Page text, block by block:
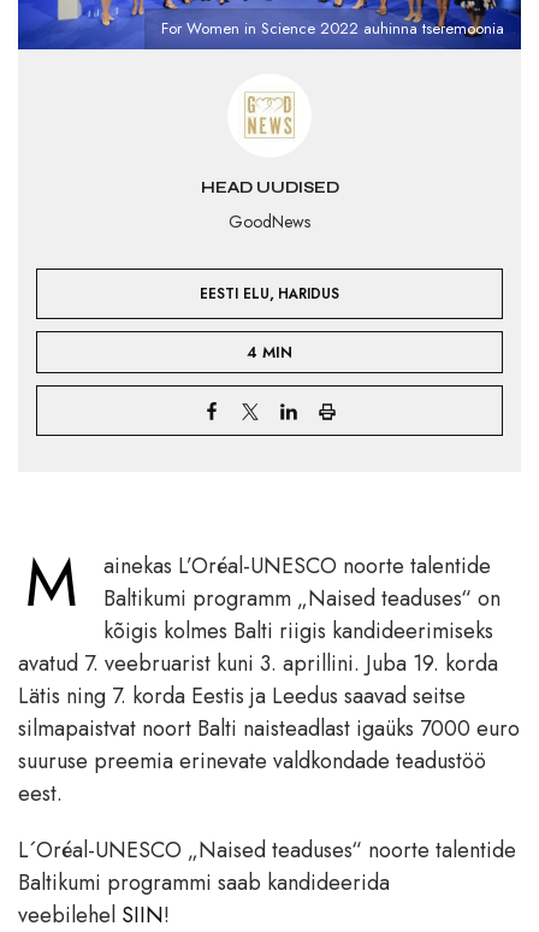
HEAD UUDISED
GoodNews
EESTI ELU, HARIDUS
4 MIN
For Women in Science 2022 auhinna tseremoonia
M
ainekas L’Oréal-UNESCO noorte talentide
Baltikumi programm „Naised teaduses“ on
kõigis kolmes Balti riigis kandideerimiseks
avatud 7. veebruarist kuni 3. aprillini. Juba 19. korda
Lätis ning 7. korda Eestis ja Leedus saavad seitse
silmapaistvat noort Balti naisteadlast igaüks 7000 euro
suuruse preemia erinevate valdkondade teadustöö
eest.
L´Oréal-UNESCO „Naised teaduses“ noorte talentide
Baltikumi programmi saab kandideerida
veebilehel SIIN!